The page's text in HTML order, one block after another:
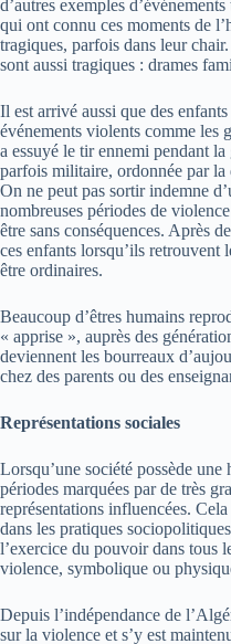
d’autres exemples
qui ont connu ces moments de
tragiques, parfois dans leur
sont aussi tragiques : drames
Il est arrivé aussi que des
événements violents comme les
a essuyé le tir ennemi pendant
parfois militaire, ordonnée par la
On ne peut pas sortir indemne
nombreuses périodes de
être sans conséquences. Après
ces enfants lorsqu’ils retrouvent
être ordinaires.
Beaucoup d’êtres humains
« apprise », auprès des
deviennent les bourreaux
chez des parents ou des
Représentations sociales
Lorsqu’une société possède
périodes marquées par de très
représentations influencées.
dans les pratiques
l’exercice du pouvoir dans tous
violence, symbolique ou
Depuis l’indépendance de
sur la violence et s’y est